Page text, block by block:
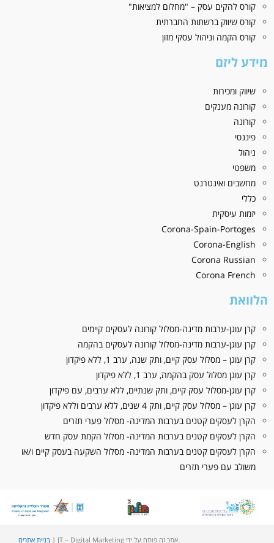
קורס להקים עסק – "מחלום למציאות"
קורס שיווק ברשתות החברתית
קורס הקמה וניהול עסקי מזון
מידע ליזם
שיווק ומכירות
קורונה מענקים
קורונה
פיננסי
ניהול
משפטי
מחשבים ואינטרנט
כללי
יזמות עיסקית
Corona-Spain-Portoges
Corona-English
Corona Russian
Corona French
הלוואת
קרן עוגן-ערבות מדינה-מסלול קורונה לעסקים קיימים
קרן עוגן-ערבות מדינה-מסלול קורונה לעסקים בהקמה
קרן עוגן – מסלול עסק קיים, ותק שנה, ערב 1, ללא פיקדון
קרן עוגן מסלול עסק בהקמה, ערב 1, ללא פיקדון
קרן עוגן-מסלול עסק קיים, ותק שנתיים, ללא ערבים, עם פיקדון
קרן עוגן – מסלול עסק קיים, ותק 4 שנים, ללא ערבים וללא פיקדון
הקרן לעסקים קטנים בערבות המדינה- מסלול פערי תזרים
הקרן לעסקים קטנים בערבות המדינה- מסלול הקמת עסק חדש
הקרן לעסקים קטנים בערבות המדינה- מסלול השקעה בעסק קיים ו/או
משולב עם פערי תזרים
אתר זה פותח על ידי JT – Digital Marketing | בניית אתרים